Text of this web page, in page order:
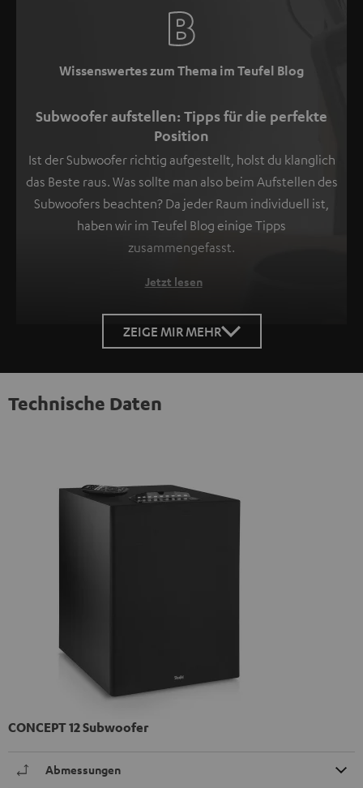
Wissenswertes zum Thema im Teufel Blog
Subwoofer aufstellen: Tipps für die perfekte
Position
Ist der Subwoofer richtig aufgestellt, holst du klanglich
das Beste raus. Was sollte man also beim Aufstellen des
Subwoofers beachten? Da jeder Raum individuell ist,
haben wir im Teufel Blog einige Tipps
zusammengefasst.
Jetzt lesen
ZEIGE MIR MEHR
Technische Daten
CONCEPT 12 Subwoofer
Abmessungen